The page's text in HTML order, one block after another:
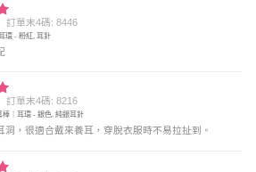
訂單末4碼: 8446
環 - 粉紅, 耳針
訂單末4碼: 8216
棒｜耳環 - 銀色, 純銀耳針
洞，很適合戴來養耳，穿脫衣服時不易拉扯到。